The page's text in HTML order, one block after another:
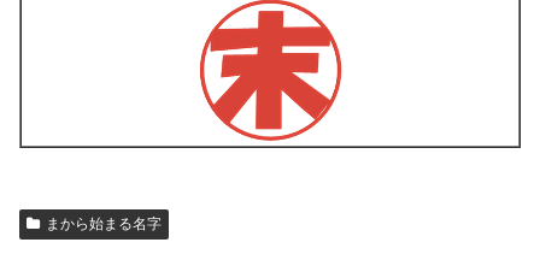
まから始まる名字